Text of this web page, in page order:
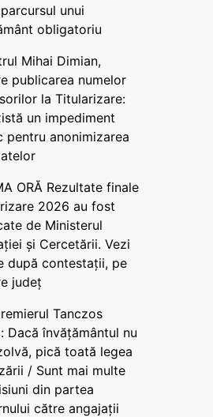
unui
obligatoriu
Mihai Dimian,
publicarea numelor
la Titularizare:
un impediment
pentru anonimizarea
ORĂ Rezultate finale
2026 au fost
de Ministerul
și Cercetării. Vezi
după contestații, pe
județ
Tanczos
Dacă învățământul nu
pică toată legea
/ Sunt mai multe
din partea
către angajații